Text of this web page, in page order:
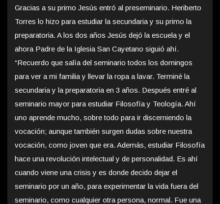
Gracias a su primo Jesús entró al preseminario. Heriberto
Torres lo hizo para estudiar la secundaria y su primo la
preparatoria. A los dos años Jesús dejó la escuela y el
ahora Padre de la Iglesia San Cayetano siguió ahí.
“Recuerdo que salía del seminario todos los domingos
para ver a mi familia y llevar la ropa a lavar. Terminé la
secundaria y la preparatoria en 3 años. Después entré al
seminario mayor para estudiar Filosofía y Teología. Ahí
uno aprende mucho, sobre todo para ir discerniendo la
vocación; aunque también surgen dudas sobre nuestra
vocación, como joven que era. Además, estudiar Filosofía
hace una revolución intelectual y de personalidad. Es ahí
cuando viene una crisis y es donde decido dejar el
seminario por un año, para experimentar la vida fuera del
seminario, como cualquier otra persona, normal. Fue una